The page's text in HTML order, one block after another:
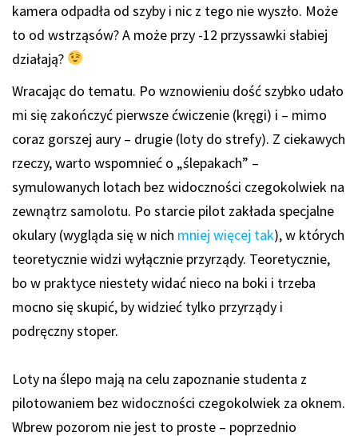
kamera odpadła od szyby i nic z tego nie wyszło. Może
to od wstrząsów? A może przy -12 przyssawki słabiej
działają?
Wracając do tematu. Po wznowieniu dość szybko udało
mi się zakończyć pierwsze ćwiczenie (kręgi) i – mimo
coraz gorszej aury – drugie (loty do strefy). Z ciekawych
rzeczy, warto wspomnieć o „ślepakach” –
symulowanych lotach bez widoczności czegokolwiek na
zewnątrz samolotu. Po starcie pilot zakłada specjalne
okulary (wygląda się w nich mniej więcej tak), w których
teoretycznie widzi wyłącznie przyrządy. Teoretycznie,
bo w praktyce niestety widać nieco na boki i trzeba
mocno się skupić, by widzieć tylko przyrządy i
podręczny stoper.
Loty na ślepo mają na celu zapoznanie studenta z
pilotowaniem bez widoczności czegokolwiek za oknem.
Wbrew pozorom nie jest to proste – poprzednio